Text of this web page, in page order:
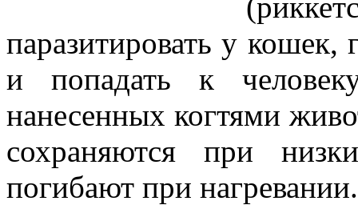
паразитировать у кошек,
и попадать к
нанесенных когтями
сохраняются при
погибают при нагревании.